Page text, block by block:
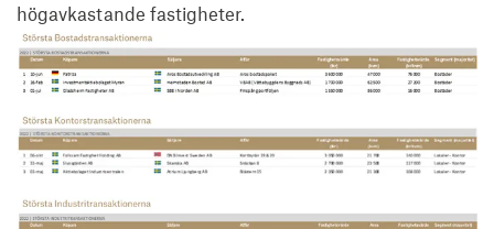
högavkastande fastigheter.